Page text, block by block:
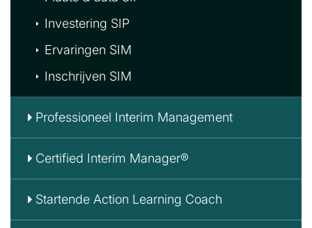
Investering SIP
Ervaringen SIM
Inschrijven SIM
Professioneel Interim Management
Certified Interim Manager®
Startende Action Learning Coach